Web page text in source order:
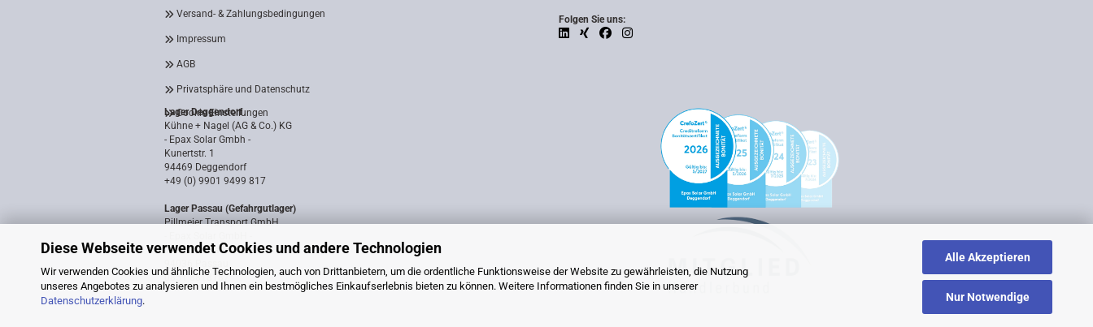
Diese Webseite verwendet Cookies und andere Technologien
Wir verwenden Cookies und ähnliche Technologien, auch von Drittanbietern, um die ordentliche Funktionsweise der Website zu gewährleisten, die Nutzung
unseres Angebotes zu analysieren und Ihnen ein bestmögliches Einkaufserlebnis bieten zu können. Weitere Informationen finden Sie in unserer
Datenschutzerklärung.
Alle Akzeptieren
Nur Notwendige
Versand- & Zahlungsbedingungen
Impressum
AGB
Privatsphäre und Datenschutz
Cookie Einstellungen
Folgen Sie uns:
Lager Deggendorf
Kühne + Nagel (AG & Co.) KG
- Epax Solar Gmbh -
Kunertstr. 1
94469 Deggendorf
+49 (0) 9901 9499 817
Lager Passau (Gefahrgutlager)
Pillmeier Transport GmbH
Industriestraße 14a
0851 8818187